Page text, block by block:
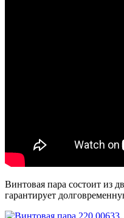
Винтовая пара состоит из
гарантирует